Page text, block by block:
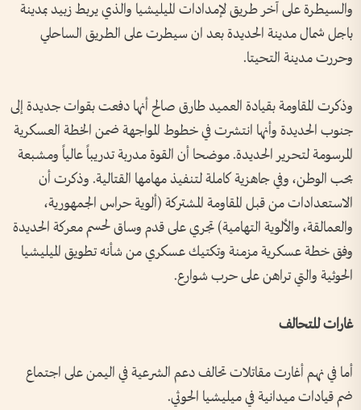
والسيطرة على آخر طريق لإمدادات الميليشيا والذي يربط زبيد بمدينة
باجل شمال مدينة الحديدة بعد ان سيطرت على الطريق الساحلي
وحررت مدينة التحيتا.
وذكرت المقاومة بقيادة العميد طارق صالح أنها دفعت بقوات جديدة إلى
جنوب الحديدة وأنها انتشرت في خطوط المواجهة ضمن الخطة العسكرية
المرسومة لتحرير الحديدة. موضحا أن القوة مدربة تدريباً عالياً ومشبعة
بحب الوطن، وفي جاهزية كاملة لتنفيذ مهامها القتالية. وذكرت أن
الاستعدادات من قبل المقاومة المشتركة (ألوية حراس الجمهورية،
والعمالقة، والألوية التهامية) تجري على قدم وساق لحسم معركة الحديدة
وفق خطة عسكرية مزمنة وتكتيك عسكري من شأنه تطويق الميليشيا
الحوثية والتي تراهن على حرب شوارع.
غارات للتحالف
أما في نهم أغارت مقاتلات تحالف دعم الشرعية في اليمن على اجتماع
ضم قيادات ميدانية في ميليشيا الحوثي.